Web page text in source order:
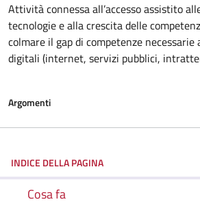
Attività connessa all’accesso assistito
tecnologie e alla crescita delle
colmare il gap di competenze necessarie
digitali (internet, servizi pubblici,
Argomenti
INDICE DELLA PAGINA
Cosa fa